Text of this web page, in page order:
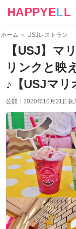
HAPPYELL
ホーム ＞ USJレストラン
【USJ】マ
リンクと映
♪【USJマリ
公開：2020年10月21日執